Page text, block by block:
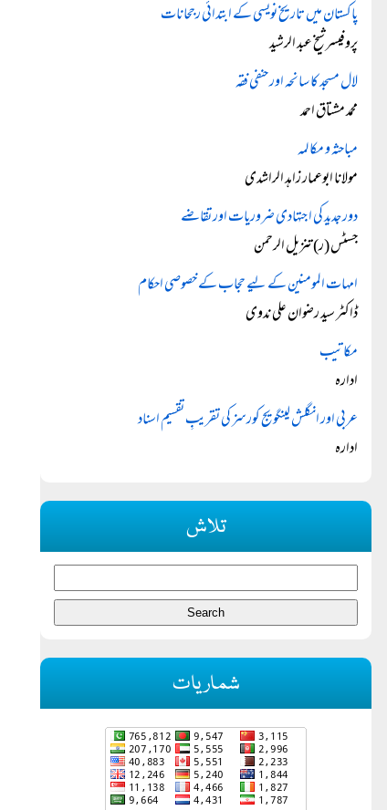
پاکستان میں تاریخ نویسی کے ابتدائی رجحانات
پروفیسر شیخ عبد الرشید
لال مسجد کا سانحہ اور حنفی فقہ
محمد مشتاق احمد
مباحثہ و مکالمہ
مولانا ابوعمار زاہد الراشدی
دور جدید کی اجتہادی ضروریات اور تقاضے
جسٹس (ر) تنزیل الرحمن
امہات المومنین کے لیے حجاب کے خصوصی احکام
ڈاکٹر سید رضوان علی ندوی
مکاتیب
ادارہ
عربی اور انگلش لینگویج کورسز کی تقریبِ تقسیم اسناد
ادارہ
تلاش
شماریات